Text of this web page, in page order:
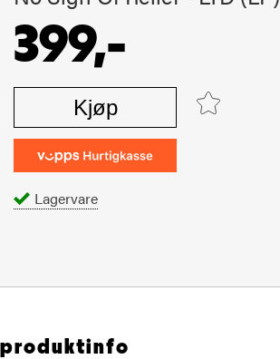
399,-
Kjøp
Lagervare
produktinfo